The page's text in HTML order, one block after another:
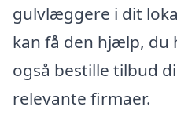
gulvlæggere i dit
kan få den hjælp, du
også bestille tilbud
relevante firmaer.